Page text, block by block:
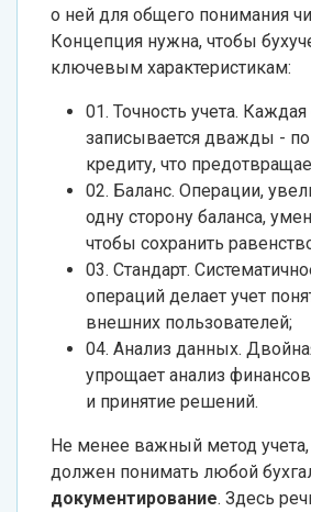
о ней для общего понимания
Концепция нужна, чтобы
ключевым характеристикам:
01. Точность учета.
записывается дважды -
кредиту, что
02. Баланс. Операции,
одну сторону баланса,
чтобы сохранить
03. Стандарт.
операций делает учет
внешних пользователей;
04. Анализ данных.
упрощает анализ
и принятие решений.
Не менее важный метод
должен понимать любой
документирование. Здесь